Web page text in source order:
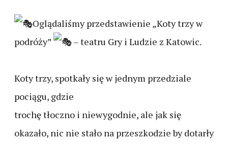
Oglądaliśmy przedstawienie „Koty trzy w
podróży”
– teatru Gry i Ludzie z Katowic.
Koty trzy, spotkały się w jednym przedziale
pociągu, gdzie
trochę tłoczno i niewygodnie, ale jak się
okazało, nic nie stało na przeszkodzie by dotarły